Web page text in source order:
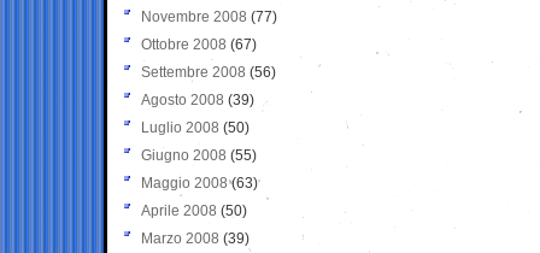
Novembre 2008 (77)
Ottobre 2008 (67)
Settembre 2008 (56)
Agosto 2008 (39)
Luglio 2008 (50)
Giugno 2008 (55)
Maggio 2008(63)
Aprile 2008 (50)
Marzo 2008 (39)